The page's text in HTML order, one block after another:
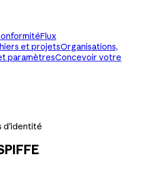
Flux
et projetsOrganisations,
paramètresConcevoir votre
d'identité